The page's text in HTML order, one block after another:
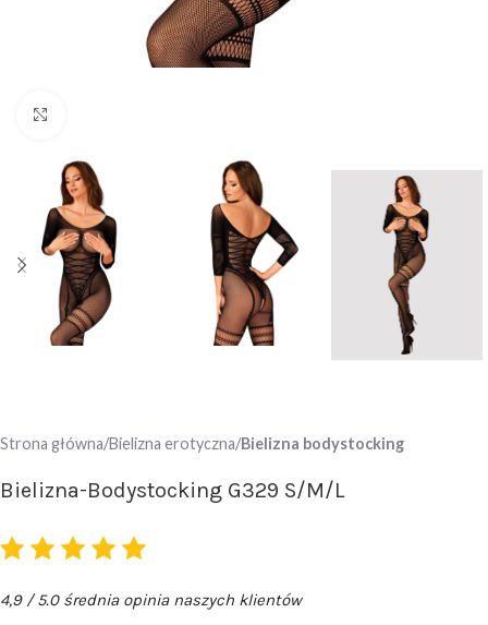
Strona główna Bielizna erotyczna Bielizna bodystocking
Bielizna-Bodystocking G329 S/M/L
4,9 / 5.0 średnia opinia naszych klientów